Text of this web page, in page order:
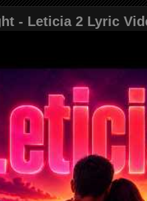
- Leticia 2 Lyric